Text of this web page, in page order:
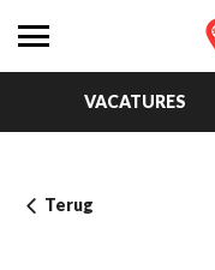
VACATURES
Terug